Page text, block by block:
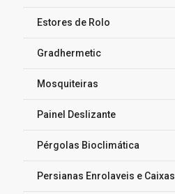
Estores de Rolo
Gradhermetic
Mosquiteiras
Painel Deslizante
Pérgolas Bioclimática
Persianas Enrolaveis e Caixas